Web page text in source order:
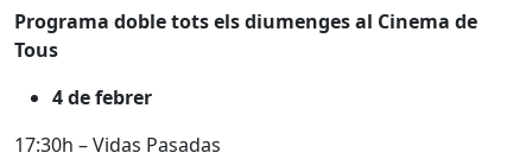
Programa doble tots els diumenges al Cinema de
Tous
4 de febrer
17:30h – Vidas Pasadas